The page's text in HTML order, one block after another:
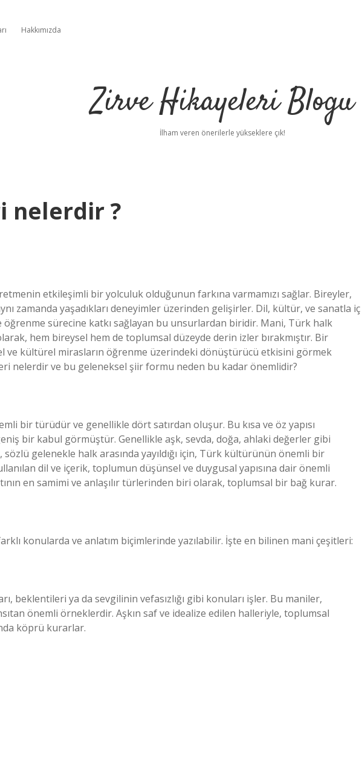
Hakkımızda
Zirve Hikayeleri Blogu
İlham veren önerilerle yükseklere çık!
nelerdir ?
etkileşimli bir yolculuk olduğunun farkına varmamızı sağlar. Bireyler,
zamanda yaşadıkları deneyimler üzerinden gelişirler. Dil, kültür, ve sanatla iç
öğrenme sürecine katkı sağlayan bu unsurlardan biridir. Mani, Türk halk
hem bireysel hem de toplumsal düzeyde derin izler bırakmıştır. Bir
ve kültürel mirasların öğrenme üzerindeki dönüştürücü etkisini görmek
nelerdir ve bu geleneksel şiir formu neden bu kadar önemlidir?
bir türüdür ve genellikle dört satırdan oluşur. Bu kısa ve öz yapısı
bir kabul görmüştür. Genellikle aşk, sevda, doğa, ahlaki değerler gibi
gelenekle halk arasında yayıldığı için, Türk kültürünün önemli bir
dil ve içerik, toplumun düşünsel ve duygusal yapısına dair önemli
en samimi ve anlaşılır türlerinden biri olarak, toplumsal bir bağ kurar.
konularda ve anlatım biçimlerinde yazılabilir. İşte en bilinen mani çeşitleri:
beklentileri ya da sevgilinin vefasızlığı gibi konuları işler. Bu maniler,
önemli örneklerdir. Aşkın saf ve idealize edilen halleriyle, toplumsal
köprü kurarlar.